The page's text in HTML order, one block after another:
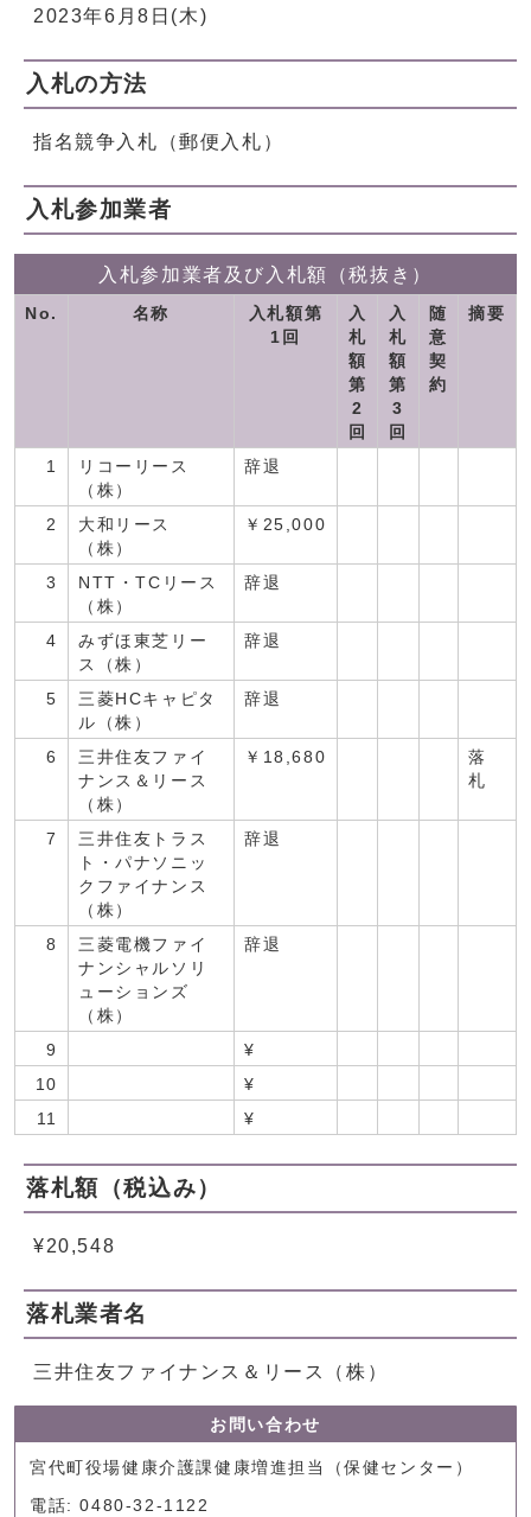
2023年6月8日(木)
入札の方法
指名競争入札（郵便入札）
入札参加業者
入札参加業者及び入札額（税抜き）
No. 名称
入札額第
1回
入
札
額
第
2
回
入
札
額
第
3
回
随
意
契
約
摘要
1
リコーリース
（株）
辞退
2
大和リース
（株）
￥25,000
3
NTT・TCリース
（株）
辞退
4
みずほ東芝リー
ス（株）
辞退
5
三菱HCキャピタ
ル（株）
辞退
6
三井住友ファイ
ナンス＆リース
（株）
￥18,680
落
札
7
三井住友トラス
ト・パナソニッ
クファイナンス
（株）
辞退
8
三菱電機ファイ
ナンシャルソリ
ューションズ
（株）
辞退
9
¥
10
¥
11
¥
落札額（税込み）
¥20,548
落札業者名
三井住友ファイナンス＆リース（株）
お問い合わせ
宮代町役場健康介護課健康増進担当（保健センター）
電話: 0480-32-1122